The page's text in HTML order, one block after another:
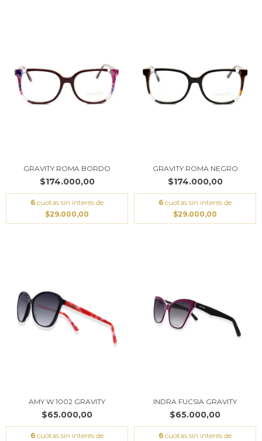
GRAVITY ROMA BORDO
$174.000,00
6 cuotas sin interés de
$29.000,00
GRAVITY ROMA NEGRO
$174.000,00
6 cuotas sin interés de
$29.000,00
AMY W 1002 GRAVITY
$65.000,00
6 cuotas sin interés de
INDRA FUCSIA GRAVITY
$65.000,00
6 cuotas sin interés de